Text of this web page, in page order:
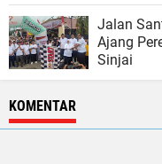
Jalan
Ajang
Sinjai
KOMENTAR